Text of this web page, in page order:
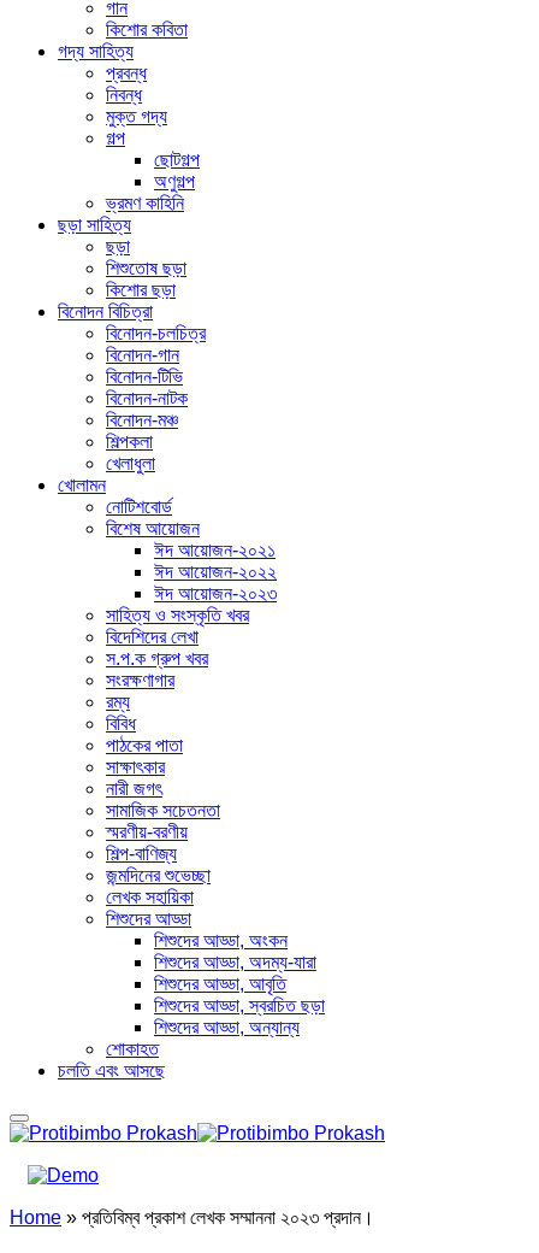
গান
কিশোর কবিতা
গদ্য সাহিত্য
প্রবন্ধ
নিবন্ধ
মুক্ত গদ্য
গল্প
ছোটগল্প
অণুগল্প
ভ্রমণ কাহিনি
ছড়া সাহিত্য
ছড়া
শিশুতোষ ছড়া
কিশোর ছড়া
বিনোদন বিচিত্রা
বিনোদন-চলচিত্র
বিনোদন-গান
বিনোদন-টিভি
বিনোদন-নাটক
বিনোদন-মঞ্চ
শিল্পকলা
খেলাধুলা
খোলামন
নোটিশবোর্ড
বিশেষ আয়োজন
ঈদ আয়োজন-২০২১
ঈদ আয়োজন-২০২২
ঈদ আয়োজন-২০২৩
সাহিত্য ও সংস্কৃতি খবর
বিদেশিদের লেখা
স.প.ক গ্রুপ খবর
সংরক্ষণাগার
রম্য
বিবিধ
পাঠকের পাতা
সাক্ষাৎকার
নারী জগৎ
সামাজিক সচেতনতা
স্মরণীয়-বরণীয়
শিল্প-বাণিজ্য
জন্মদিনের শুভেচ্ছা
লেখক সহায়িকা
শিশুদের আড্ডা
শিশুদের আড্ডা, অংকন
শিশুদের আড্ডা, অদম্য-যারা
শিশুদের আড্ডা, আবৃতি
শিশুদের আড্ডা, স্বরচিত ছড়া
শিশুদের আড্ডা, অন্যান্য
শোকাহত
চলতি এবং আসছে
Home » প্রতিবিম্ব প্রকাশ লেখক সম্মাননা ২০২৩ প্রদান।